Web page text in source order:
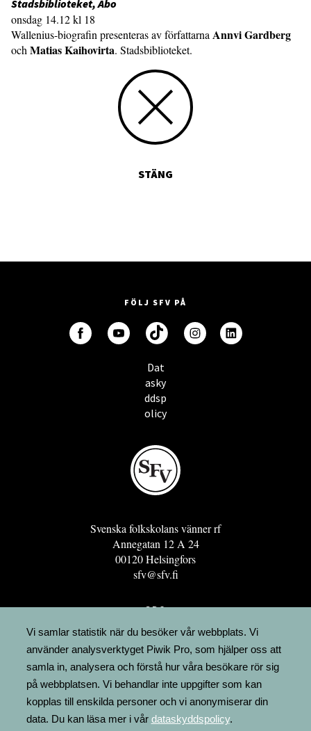
Stadsbiblioteket, Åbo
onsdag 14.12 kl 18
Wallenius-biografin presenteras av författarna Annvi Gardberg
och Matias Kaihovirta. Stadsbiblioteket.
STÄNG
FÖLJ SFV PÅ
Dat
asky
ddsp
olicy
Svenska folkskolans vänner rf
Annegatan 12 A 24
00120 Helsingfors
sfv@sfv.fi
GRO
FÖRENINGSRESURSEN
MINNESRUNOR.FI
UPPSLAGSVERKET FINLAND
LÄGENHETER
FAKTURERING
Vi samlar statistik när du besöker vår webbplats. Vi
använder analysverktyget Piwik Pro, som hjälper oss att
samla in, analysera och förstå hur våra besökare rör sig
på webbplatsen. Vi behandlar inte uppgifter som kan
kopplas till enskilda personer och vi anonymiserar din
data. Du kan läsa mer i vår dataskyddspolicy.